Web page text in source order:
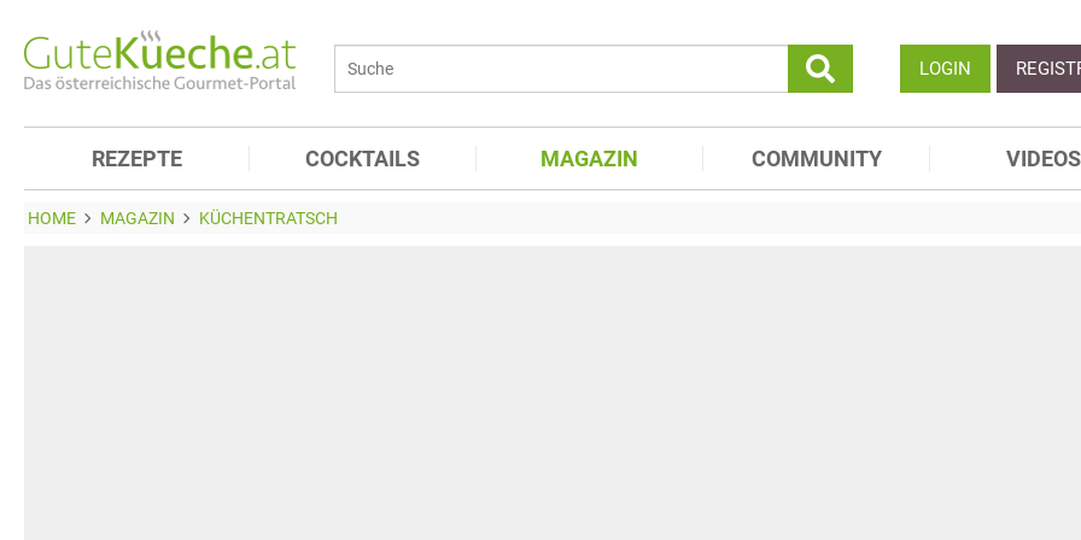
LOGIN
REZEPTE COCKTAILS MAGAZIN COMMUNITY VIDEOS
HOME MAGAZIN KÜCHENTRATSCH